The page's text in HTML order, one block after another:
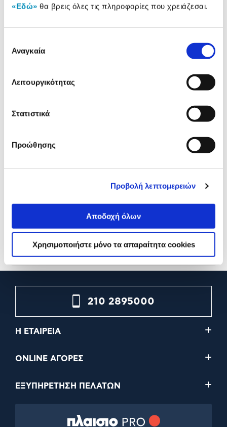
«Εδώ» θα βρεις όλες τις πληροφορίες που χρειάζεσαι.
συγκατάθεσης
Αναγκαία
Λειτουργικότητας
Στατιστικά
Προώθησης
Προβολή λεπτομερειών
Αποδοχή όλων
Χρησιμοποιήστε μόνο τα απαραίτητα cookies
Αξιολογήσεις
Δες τι κλίκαραν όσοι είδαν το ίδιο
Bic Στυλό Διαρκείας Cristal
Διαθέσιμες επιλογές
Goomby Αυτοκόλλητα
Χαρτάκια Blossom
Προσθήκη
210 2895000
Η ΕΤΑΙΡΕΙΑ
ONLINE ΑΓΟΡΕΣ
ΕΞΥΠΗΡΕΤΗΣΗ ΠΕΛΑΤΩΝ